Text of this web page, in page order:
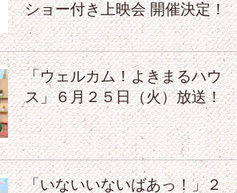
ショー付き上映会 開催決定！
「ウェルカム！よきまるハウ
ス」６月２５日（火）放送！
「いないいないばあっ！」２